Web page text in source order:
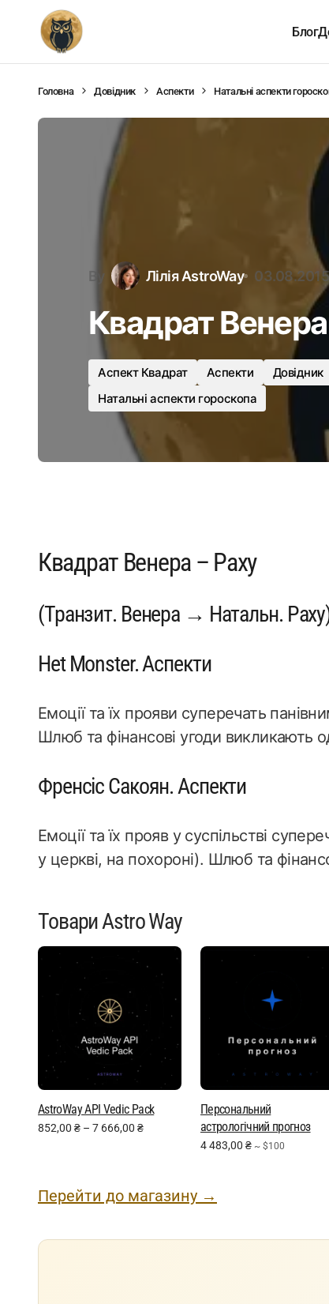
Блог
Головна Довідник Аспекти Натальні аспекти
By Лілія AstroWay 03.08.2015
Квадрат
Аспект Квадрат Аспекти Довідник
Натальні аспекти гороскопа
Квадрат Венера – Раху
(Транзит. Венера → Натальн.
Het Monster. Аспекти
Емоції та їх прояви суперечать
Шлюб та фінансові угоди викликають
Френсіс Сакоян. Аспекти
Емоції та їх прояв у суспільстві
у церкві, на похороні). Шлюб та
Товари Astro Way
AstroWay API Vedic Pack
852,00 ₴ – 7 666,00 ₴
Персональний
астрологічний прогноз
4 483,00 ₴ ~ $100
Перейти до магазину →